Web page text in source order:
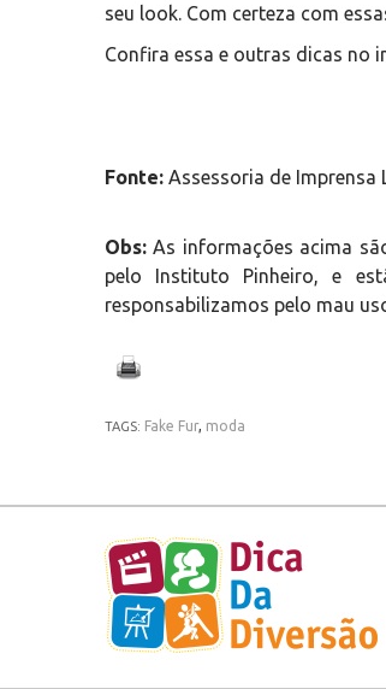
seu look. Com certeza com
Confira essa e outras dicas no
Fonte: Assessoria de Imprensa
Obs:As informações acima
pelo Instituto Pinheiro, e
responsabilizamos pelo mau
TAGS: Fake Fur, moda